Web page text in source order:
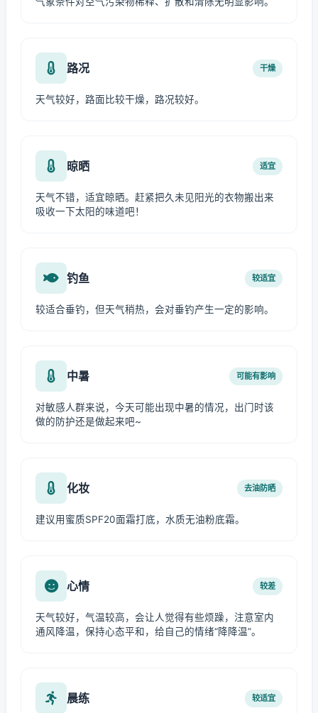
路况 干燥
天气较好，路面比较干燥，路况较好。
晾晒 适宜
天气不错，适宜晾晒。赶紧把久未见阳光的衣物搬出来
吸收一下太阳的味道吧！
钓鱼 较适宜
较适合垂钓，但天气稍热，会对垂钓产生一定的影响。
中暑 可能有影响
对敏感人群来说，今天可能出现中暑的情况，出门时该
做的防护还是做起来吧~
化妆 去油防晒
建议用蜜质SPF20面霜打底，水质无油粉底霜。
心情 较差
天气较好，气温较高，会让人觉得有些烦躁，注意室内
通风降温，保持心态平和，给自己的情绪“降降温”。
晨练 较适宜